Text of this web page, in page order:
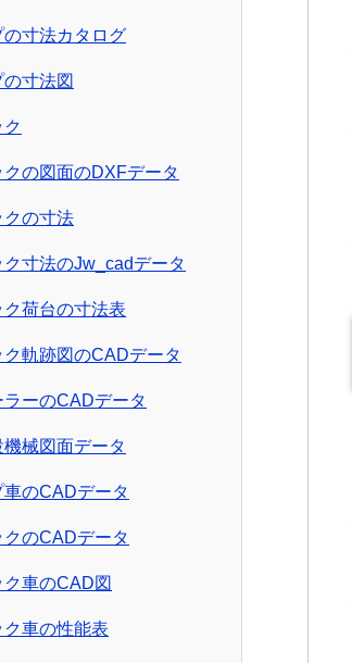
の寸法カタログ
寸法図
クの図面のDXFデータ
クの寸法
ク寸法のJw_cadデータ
ク荷台の寸法表
ク軌跡図のCADデータ
ラーのCADデータ
械図面データ
車のCADデータ
クのCADデータ
車のCAD図
ク車の性能表